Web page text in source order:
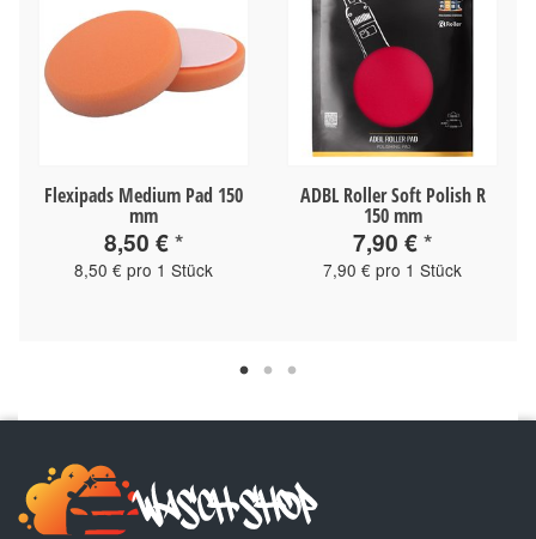
Flexipads Medium Pad 150
mm
8,50 €*
8,50 € pro 1 Stück
ADBL Roller Soft Polish R
150 mm
7,90 €*
7,90 € pro 1 Stück